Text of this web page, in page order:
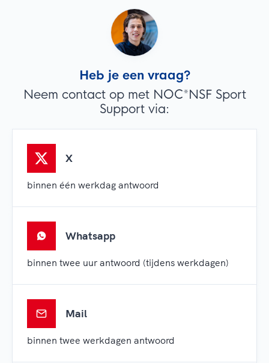
Heb je een vraag?
Neem contact op met NOC*NSF Sport
Support via:
X
binnen één werkdag antwoord
Whatsapp
binnen twee uur antwoord (tijdens werkdagen)
Mail
binnen twee werkdagen antwoord